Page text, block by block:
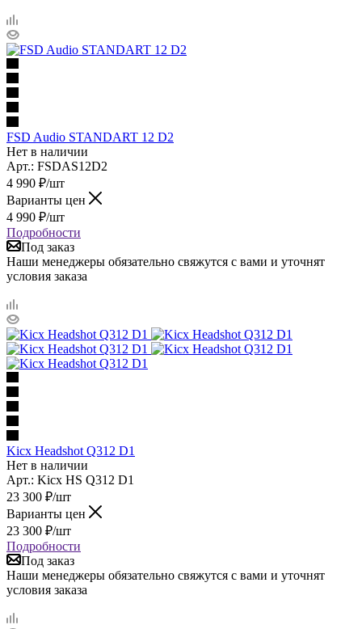
FSD Audio STANDART 12 D2
Нет в наличии
Арт.: FSDAS12D2
4 990 ₽/шт
Варианты цен
4 990 ₽/шт
Подробности
Под заказ
Наши менеджеры обязательно свяжутся с вами и уточнят
условия заказа
Kicx Headshot Q312 D1
Нет в наличии
Арт.: Kicx HS Q312 D1
23 300 ₽/шт
Варианты цен
23 300 ₽/шт
Подробности
Под заказ
Наши менеджеры обязательно свяжутся с вами и уточнят
условия заказа